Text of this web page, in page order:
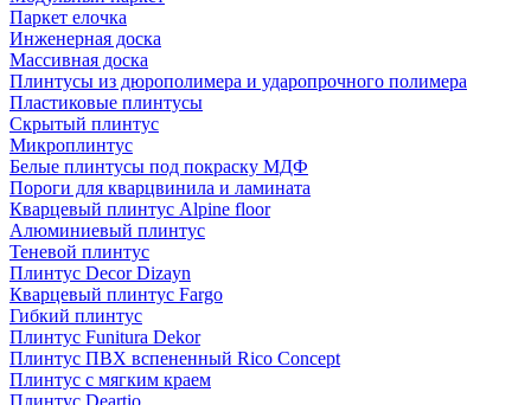
Паркет елочка
Инженерная доска
Массивная доска
Плинтусы из дюрополимера и ударопрочного полимера
Пластиковые плинтусы
Скрытый плинтус
Микроплинтус
Белые плинтусы под покраску МДФ
Пороги для кварцвинила и ламината
Кварцевый плинтус Alpine floor
Алюминиевый плинтус
Теневой плинтус
Плинтус Decor Dizayn
Кварцевый плинтус Fargo
Гибкий плинтус
Плинтус Funitura Dekor
Плинтус ПВХ вспененный Rico Concept
Плинтус с мягким краем
Плинтус Deartio